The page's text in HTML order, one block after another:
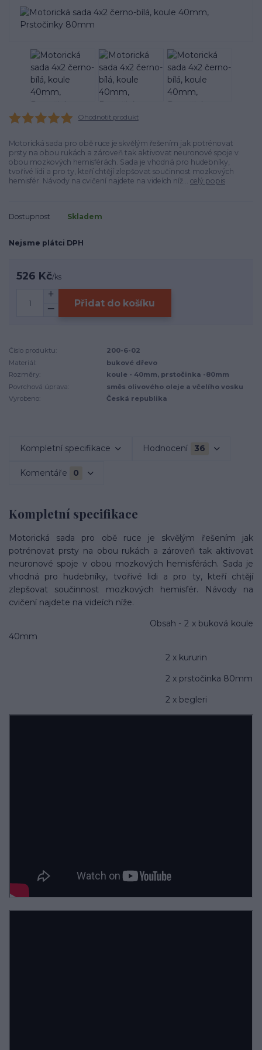
Ohodnotit produkt
Motorická sada pro obě ruce je skvělým řešením jak potrénovat
prsty na obou rukách a zároveň tak aktivovat neuronové spoje v
obou mozkových hemisférách. Sada je vhodná pro hudebníky,
tvořivé lidi a pro ty, kteří chtějí zlepšovat součinnost mozkových
hemisfér. Návody na cvičení najdete na videích níž... celý popis
Dostupnost Skladem
Nejsme plátci DPH
526 Kč/ks
Přidat do košíku
Číslo produktu:
200-6-02
Materiál:
bukové dřevo
Rozměry:
koule - 40mm, prstočinka -80mm
Povrchová úprava:
směs olivového oleje a včelího vosku
Vyrobeno:
Česká republika
Kompletní specifikace Hodnocení 36
Komentáře 0
Kompletní specifikace
Motorická sada pro obě ruce je skvělým řešením jak
potrénovat prsty na obou rukách a zároveň tak aktivovat
neuronové spoje v obou mozkových hemisférách. Sada je
vhodná pro hudebníky, tvořivé lidi a pro ty, kteří chtějí
zlepšovat součinnost mozkových hemisfér. Návody na
cvičení najdete na videích níže.
Obsah - 2 x buková koule
40mm
2 x kururin
2 x prstočinka 80mm
2 x begleri